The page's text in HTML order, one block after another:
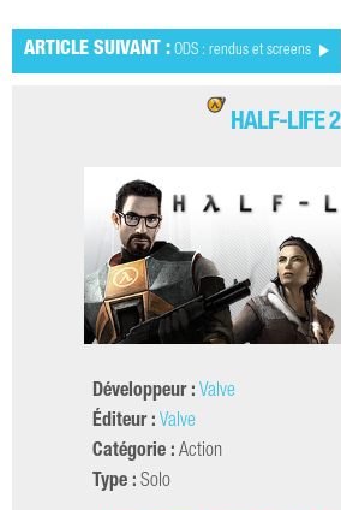
ARTICLE SUIVANT : ODS : rendus et screens
HALF-LIFE 2
Développeur : Valve
Éditeur : Valve
Catégorie : Action
Type : Solo